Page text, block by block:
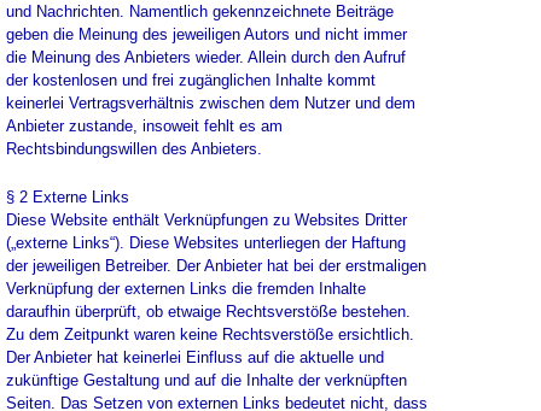
und Nachrichten. Namentlich gekennzeichnete Beiträge
geben die Meinung des jeweiligen Autors und nicht immer
die Meinung des Anbieters wieder. Allein durch den Aufruf
der kostenlosen und frei zugänglichen Inhalte kommt
keinerlei Vertragsverhältnis zwischen dem Nutzer und dem
Anbieter zustande, insoweit fehlt es am
Rechtsbindungswillen des Anbieters.
§ 2 Externe Links
Diese Website enthält Verknüpfungen zu Websites Dritter
(„externe Links“). Diese Websites unterliegen der Haftung
der jeweiligen Betreiber. Der Anbieter hat bei der erstmaligen
Verknüpfung der externen Links die fremden Inhalte
daraufhin überprüft, ob etwaige Rechtsverstöße bestehen.
Zu dem Zeitpunkt waren keine Rechtsverstöße ersichtlich.
Der Anbieter hat keinerlei Einfluss auf die aktuelle und
zukünftige Gestaltung und auf die Inhalte der verknüpften
Seiten. Das Setzen von externen Links bedeutet nicht, dass